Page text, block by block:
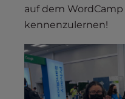
auf dem
kennenzulernen!